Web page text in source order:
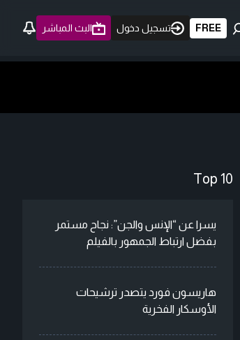
FREE تسجيل دخول البث المباشر
Top 10
يسرا عن “الإنس والجن”: نجاح مستمر
بفضل ارتباط الجمهور بالفيلم
هاريسون فورد يتصدر ترشيحات
الأوسكار الفخرية